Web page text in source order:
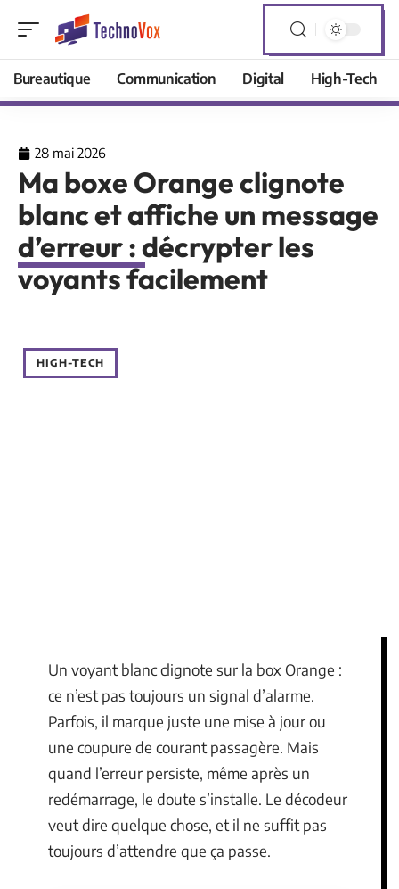
Bureautique Communication Digital High-Tech
28 mai 2026
Ma boxe Orange clignote
blanc et affiche un message
d’erreur : décrypter les
voyants facilement
HIGH-TECH
Un voyant blanc clignote sur la box Orange :
ce n’est pas toujours un signal d’alarme.
Parfois, il marque juste une mise à jour ou
une coupure de courant passagère. Mais
quand l’erreur persiste, même après un
redémarrage, le doute s’installe. Le décodeur
veut dire quelque chose, et il ne suffit pas
toujours d’attendre que ça passe.